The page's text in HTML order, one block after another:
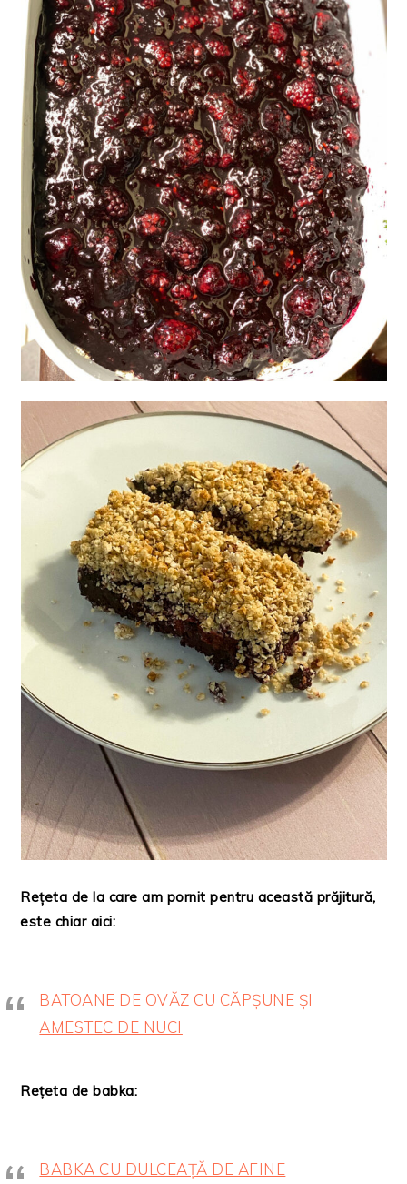
Rețeta de la care am pornit pentru această prăjitură,
este chiar aici:
BATOANE DE OVĂZ CU CĂPȘUNE ȘI
AMESTEC DE NUCI
Rețeta de babka:
BABKA CU DULCEAȚĂ DE AFINE